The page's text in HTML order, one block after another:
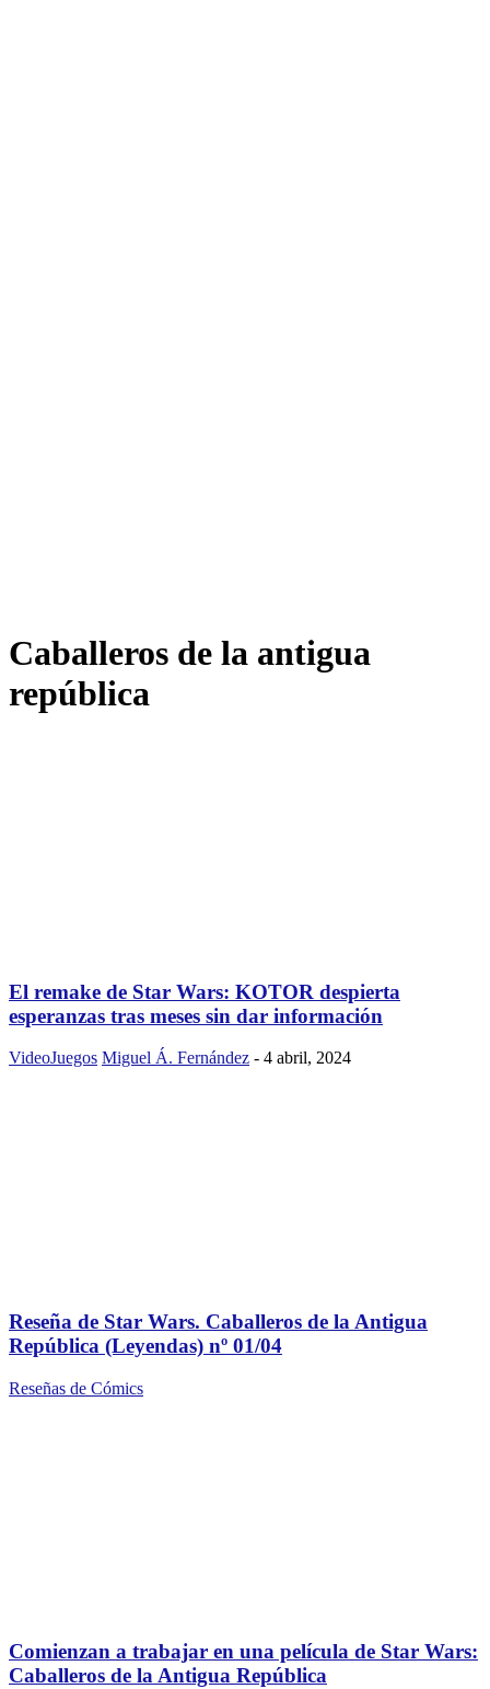
Caballeros de la antigua
república
El remake de Star Wars: KOTOR despierta
esperanzas tras meses sin dar información
VideoJuegos Miguel Á. Fernández - 4 abril, 2024
Reseña de Star Wars. Caballeros de la Antigua
República (Leyendas) nº 01/04
Reseñas de Cómics
Comienzan a trabajar en una película de Star Wars:
Caballeros de la Antigua República